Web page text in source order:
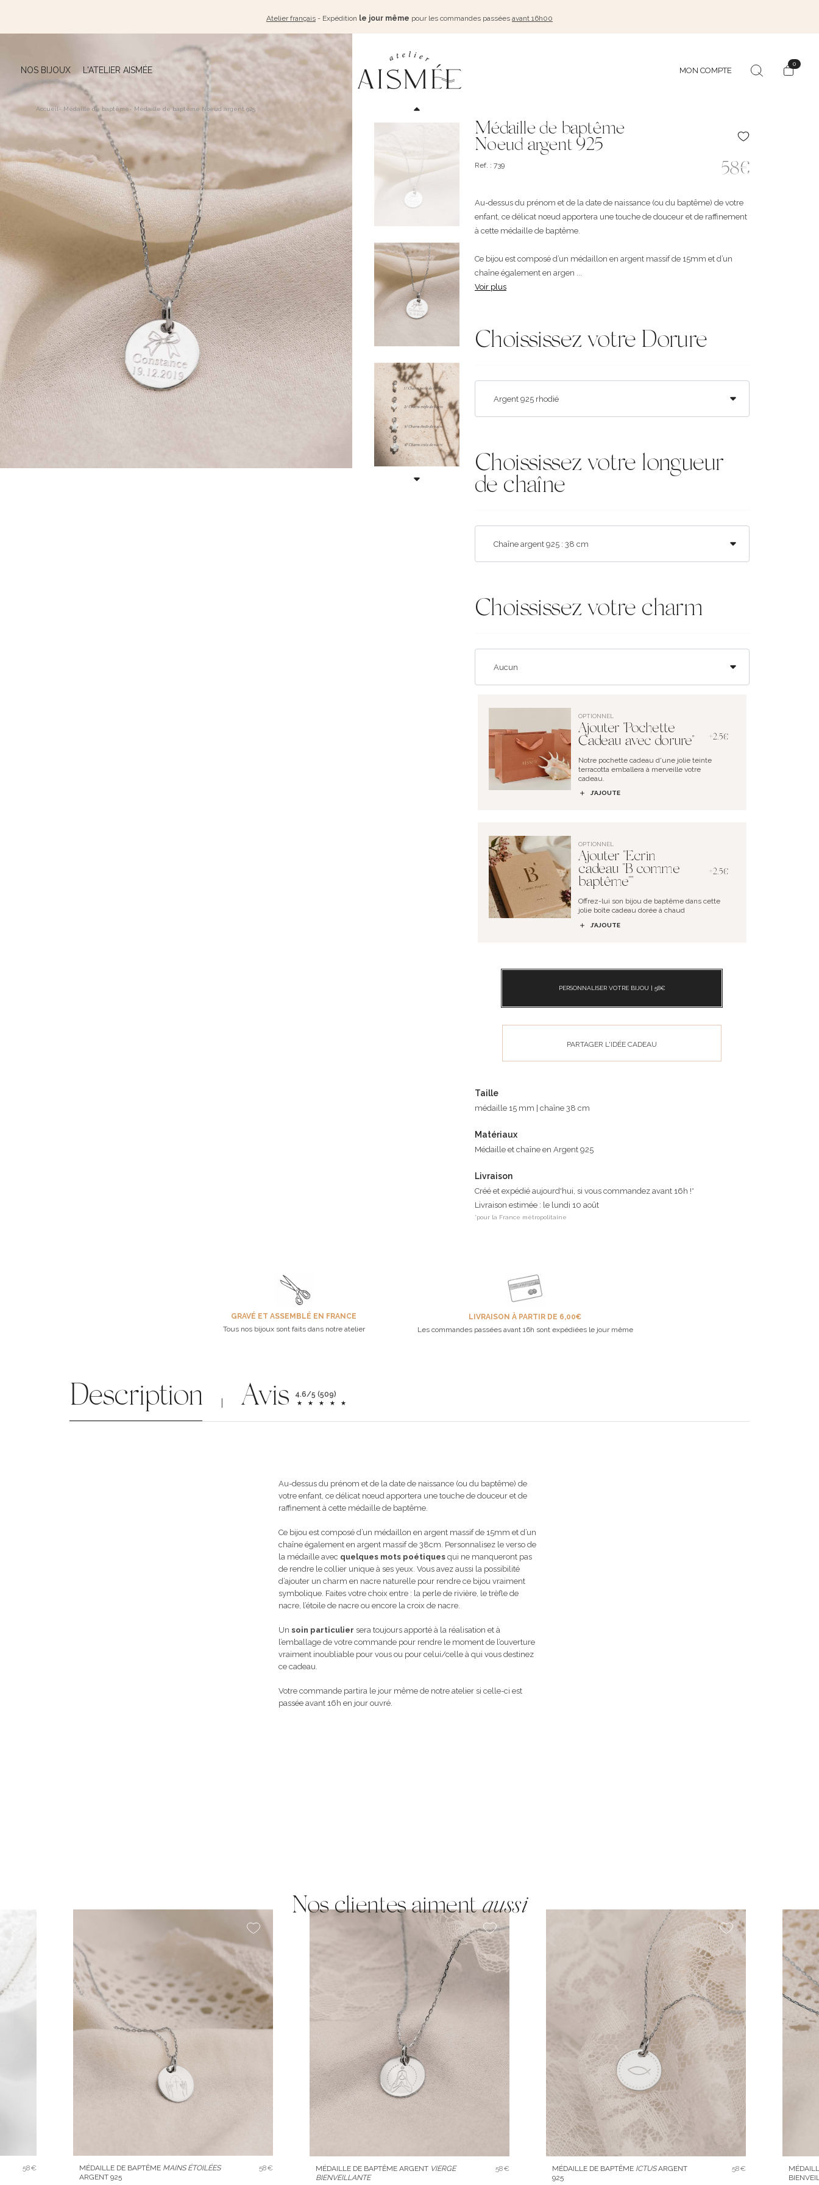
Atelier français - Expédition le jour même pour les commandes passées avant 16h00
NOS BIJOUX L'ATELIER AISMÉE MON COMPTE
0
Accueil- Médaille de baptême- Médaille de baptême Noeud argent 925
Médaille de baptême
Noeud argent 925
Ref. : 739 58€
Au-dessus du prénom et de la date de naissance (ou du baptême) de votre
enfant, ce délicat nœud apportera une touche de douceur et de raffinement
à cette médaille de baptême.
Ce bijou est composé d’un médaillon en argent massif de 15mm et d’un
chaîne également en argen ...
Voir plus
Choississez votre Dorure
Choississez votre longueur
de chaîne
Choississez votre charm
OPTIONNEL
Ajouter "Pochette
Cadeau avec dorure"
+2.5€
Notre pochette cadeau d'une jolie teinte
terracotta emballera à merveille votre
cadeau.
J’AJOUTE
OPTIONNEL
Ajouter "Ecrin
cadeau "B comme
baptême""
+2.5€
Offrez-lui son bijou de baptême dans cette
jolie boîte cadeau dorée à chaud
J’AJOUTE
PERSONNALISER VOTRE BIJOU | 58€
PARTAGER L'IDÉE CADEAU
Taille
médaille 15 mm | chaîne 38 cm
Matériaux
Médaille et chaîne en Argent 925
Livraison
Créé et expédié aujourd'hui, si vous commandez avant 16h !*
Livraison estimée : le lundi 10 août
*pour la France métropolitaine
GRAVÉ ET ASSEMBLÉ EN FRANCE
Tous nos bijoux sont faits dans notre atelier
LIVRAISON À PARTIR DE 6,00€
Les commandes passées avant 16h sont expédiées le jour même
Description Avis 4.6/5 (509)
Au-dessus du prénom et de la date de naissance (ou du baptême) de
votre enfant, ce délicat nœud apportera une touche de douceur et de
raffinement à cette médaille de baptême.
Ce bijou est composé d’un médaillon en argent massif de 15mm et d’un
chaîne également en argent massif de 38cm. Personnalisez le verso de
la médaille avec quelques mots poétiquesqui ne manqueront pas
de rendre le collier unique à ses yeux. Vous avez aussi la possibilité
d’ajouter un charm en nacre naturelle pour rendre ce bijou vraiment
symbolique. Faites votre choix entre : la perle de rivière, le trèfle de
nacre, l’étoile de nacre ou encore la croix de nacre.
Un soin particulier sera toujours apporté à la réalisation et à
l’emballage de votre commande pour rendre le moment de l’ouverture
vraiment inoubliable pour vous ou pour celui/celle à qui vous destinez
ce cadeau.
Votre commande partira le jour même de notre atelier si celle-ci est
passée avant 16h en jour ouvré.
Nos clientes aimentaussi
58€ MÉDAILLE DE BAPTÊME MAINS ÉTOILÉES
ARGENT 925
58€ MÉDAILLE DE BAPTÊME ARGENT VIERGE
BIENVEILLANTE
58€ MÉDAILLE DE BAPTÊME ICTUSARGENT
925
58€